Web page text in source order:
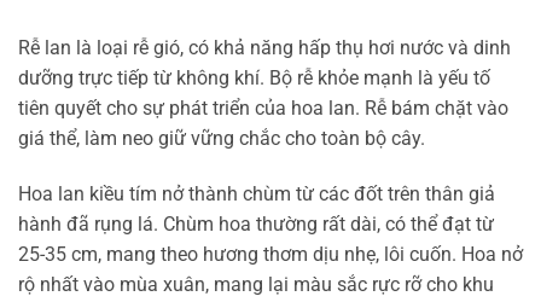
Rễ lan là loại rễ gió, có khả năng hấp thụ hơi nước và dinh
dưỡng trực tiếp từ không khí. Bộ rễ khỏe mạnh là yếu tố
tiên quyết cho sự phát triển của hoa lan. Rễ bám chặt vào
giá thể, làm neo giữ vững chắc cho toàn bộ cây.
Hoa lan kiều tím nở thành chùm từ các đốt trên thân giả
hành đã rụng lá. Chùm hoa thường rất dài, có thể đạt từ
25-35 cm, mang theo hương thơm dịu nhẹ, lôi cuốn. Hoa nở
rộ nhất vào mùa xuân, mang lại màu sắc rực rỡ cho khu